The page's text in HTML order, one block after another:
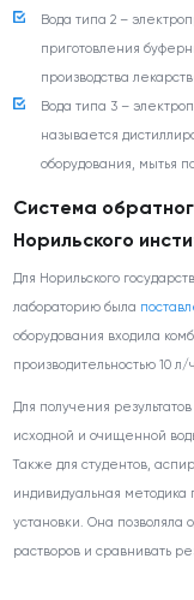
Вода типа 2 –
приготовления
производства
Вода типа 3 –
называется
оборудования, мытья
Система
Норильского
Для Норильского
лабораторию была
оборудования входила
производительностью 10
Для получения
исходной и очищенной
Также для студентов,
индивидуальная
установки. Она позволяла
растворов и сравнивать